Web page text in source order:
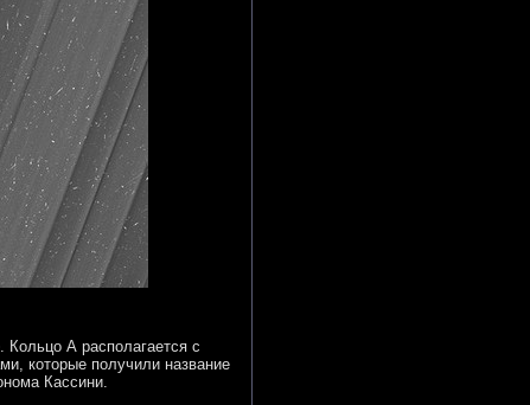
А располагается с
которые получили название
Кассини.